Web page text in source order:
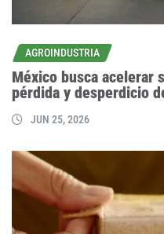
AGROINDUSTRIA
México busca acelerar
pérdida y desperdicio
JUN 25, 2026